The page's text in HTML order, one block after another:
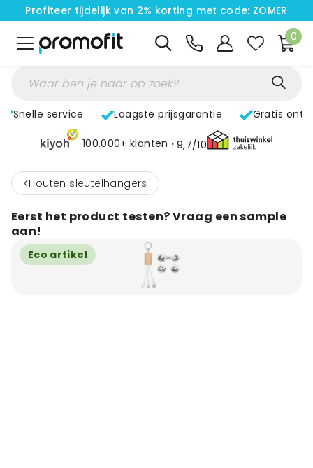
Profiteer tijdelijk van 2% korting met code: ZOMER
0
Snelle service Laagste prijsgarantie Gratis
100.000+ klanten 9,7/10
< Houten sleutelhangers
Eerst het product testen? Vraag een sample
aan!
Eco artikel